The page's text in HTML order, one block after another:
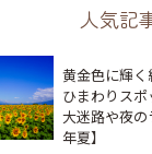
人気記
黄金色に輝
ひまわりス
大迷路や夜
年夏】